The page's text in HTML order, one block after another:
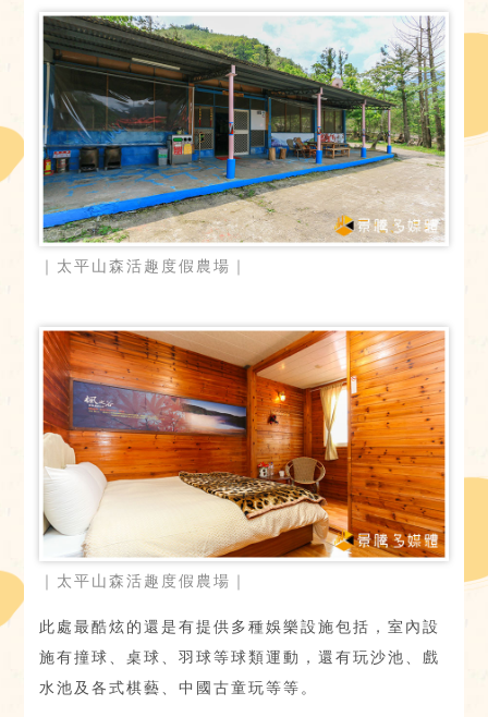
｜太平山森活趣度假農場｜
｜太平山森活趣度假農場｜
此處最酷炫的還是有提供多種娛樂設施包括，室內設
施有撞球、桌球、羽球等球類運動，還有玩沙池、戲
水池及各式棋藝、中國古童玩等等。